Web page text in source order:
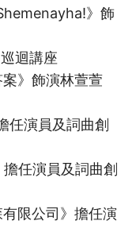
》飾
迴講座
》飾演林萱萱
任演員及詞曲創
任演員及詞曲創
限公司》擔任演